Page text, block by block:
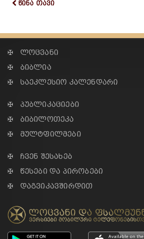
წინა თავი
✠ ლოცვანი
✠ ბიბლია
✠ საეკლესიო კალენდარი
✠ პუბლიკაციები
✠ ბიბილოთეკა
✠ მულტფილმები
✠ ჩვენ შესახებ
✠ წესები და პირობები
✠ დაგვიკავშირდით